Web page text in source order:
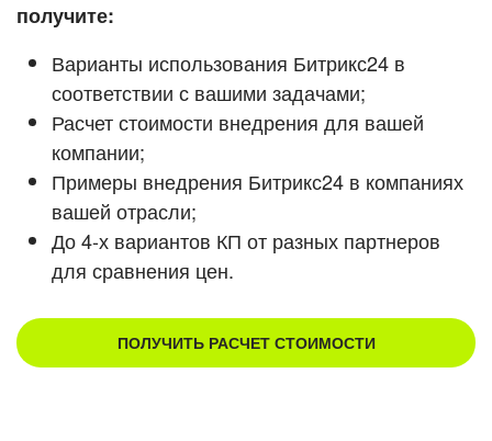
получите:
Варианты использования Битрикс24 в
соответствии с вашими задачами;
Расчет стоимости внедрения для вашей
компании;
Примеры внедрения Битрикс24 в компаниях
вашей отрасли;
До 4-х вариантов КП от разных партнеров
для сравнения цен.
ПОЛУЧИТЬ РАСЧЕТ СТОИМОСТИ